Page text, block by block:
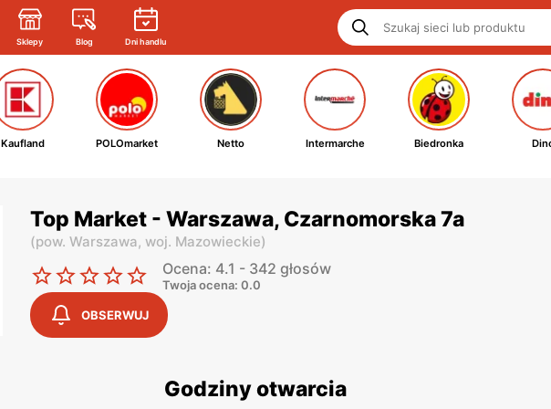
Sklepy Blog Dni handlu
Kaufland POLOmarket Netto Intermarche Biedronka
Top Market - Warszawa, Czarnomorska 7a
(pow. Warszawa, woj. Mazowieckie)
Ocena: 4.1 - 342 głosów
Twoja ocena: 0.0
OBSERWUJ
Godziny otwarcia